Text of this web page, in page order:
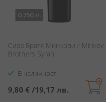
0.750 л.
Сира Братя Минкови / Minkov
Brothers Syrah
В наличност
9,80 € /19,17 лв.